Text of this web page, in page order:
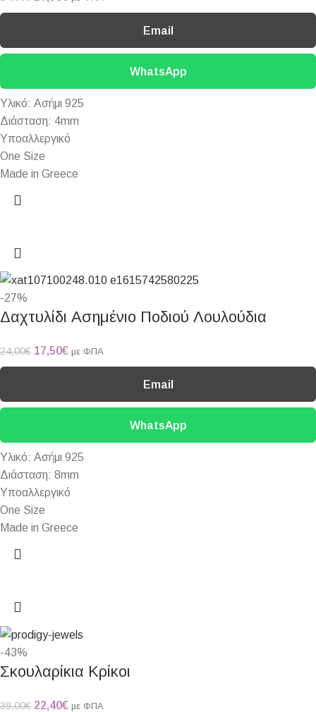
Email
WhatsApp
Υλικό: Ασήμι 925
Διάσταση: 4mm
Υποαλλεργικό
One Size
Made in Greece
-27%
Δαχτυλίδι Ασημένιο Ποδιού Λουλούδια
24,00€ 17,50€ με ΦΠΑ
Email
WhatsApp
Υλικό: Ασήμι 925
Διάσταση: 8mm
Υποαλλεργικό
One Size
Made in Greece
-43%
Σκουλαρίκια Κρίκοι
39,00€ 22,40€ με ΦΠΑ